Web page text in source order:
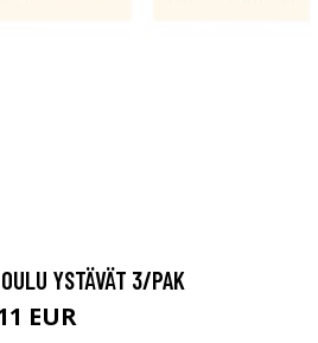
YSTÄVÄT 3/PAK
EUR